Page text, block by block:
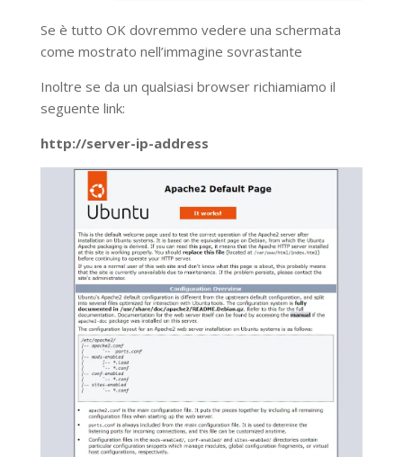
Se è tutto OK dovremmo vedere una schermata
come mostrato nell’immagine sovrastante
Inoltre se da un qualsiasi browser richiamiamo il
seguente link:
http://server-ip-address